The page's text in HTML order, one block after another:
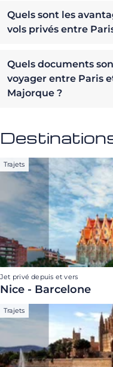
Quels sont les
vols privés entre
Quels documents
voyager entre Paris
Majorque ?
Trajets
Jet privé depuis et vers
Nice - Barcelone
Trajets